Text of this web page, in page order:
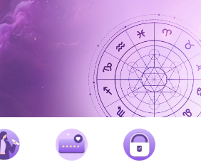
ligne par téléphone, chat ou mail
satisfaits, avis authentiques !